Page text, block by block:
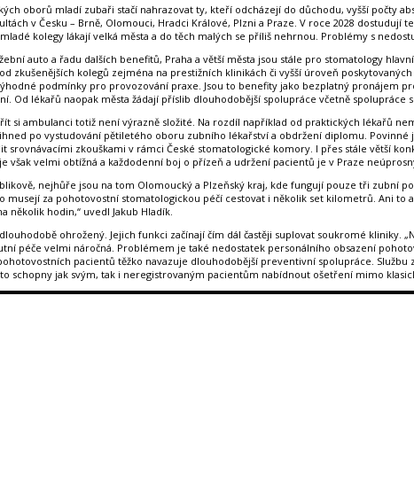
oborů mladí zubaři stačí nahrazovat ty, kteří odcházejí do důchodu, vyšší počty
v Česku – Brně, Olomouci, Hradci Králové, Plzni a Praze. V roce 2028
kolegy lákají velká města a do těch malých se příliš nehrnou. Problémy s
auto a řadu dalších benefitů, Praha a větší města jsou stále pro stomatology
zkušenějších kolegů zejména na prestižních klinikách či vyšší úroveň
podmínky pro provozování praxe. Jsou to benefity jako bezplatný pronájem
Od lékařů naopak města žádají příslib dlouhodobější spolupráce včetně spolupráce
si ambulanci totiž není výrazně složité. Na rozdíl například od praktických lékařů
po vystudování pětiletého oboru zubního lékařství a obdržení diplomu.
zkouškami v rámci České stomatologické komory. I přes stále větší
velmi obtížná a každodenní boj o přízeň a udržení pacientů je v Praze
nejhůře jsou na tom Olomoucký a Plzeňský kraj, kde fungují pouze tři zubní
za pohotovostní stomatologickou péčí cestovat i několik set kilometrů. Ani
několik hodin,“ uvedl Jakub Hladík.
ohrožený. Jejich funkci začínají čím dál častěji suplovat soukromé
péče velmi náročná. Problémem je také nedostatek personálního obsazení
pacientů těžko navazuje dlouhodobější preventivní spolupráce.
jak svým, tak i neregistrovaným pacientům nabídnout ošetření mimo